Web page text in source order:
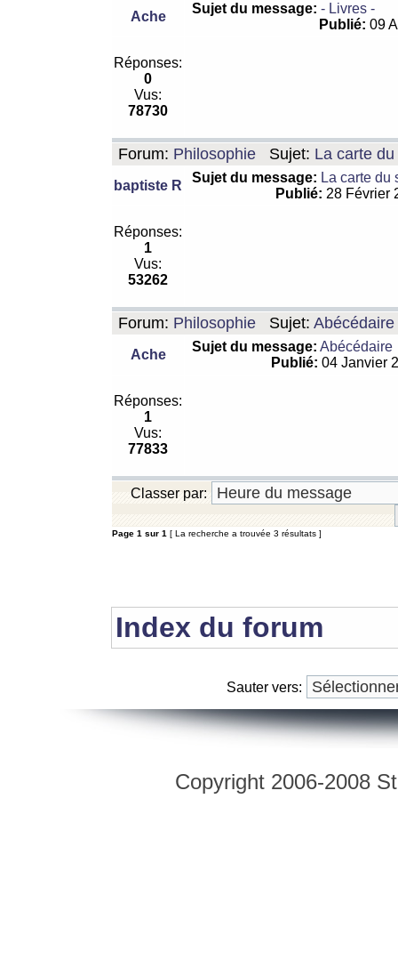
Ache
Sujet du message: - Livres -
Publié: 09
Réponses:
0
Vus:
78730
Forum: Philosophie Sujet: La carte
baptiste R
Sujet du message: La carte du
Publié: 28 Février
Réponses:
1
Vus:
53262
Forum: Philosophie Sujet: Abécédaire
Ache
Sujet du message: Abécédaire
Publié: 04 Janvier
Réponses:
1
Vus:
77833
Classer par:
Page 1 sur 1 [ La recherche a trouvée 3 résultats ]
Index du forum
Sauter vers:
Copyright 2006-2008